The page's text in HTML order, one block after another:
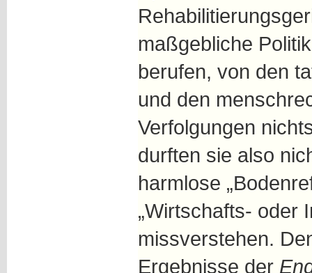
maßgebliche
berufen, von den
und den
Verfolgungen
durften sie also
harmlose
„Wirtschafts- oder
missverstehen.
Ergebnisse der